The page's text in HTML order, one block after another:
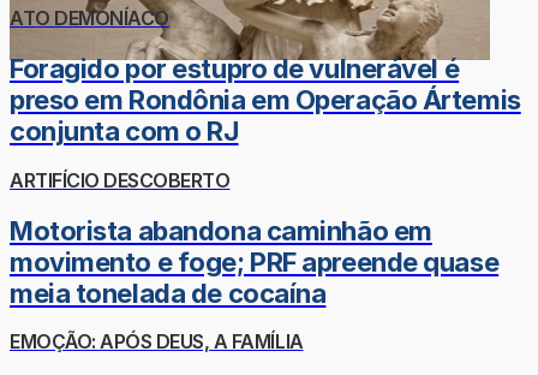
ATO DEMONÍACO
Foragido por estupro de vulnerável é
preso em Rondônia em Operação Ártemis
conjunta com o RJ
ARTIFÍCIO DESCOBERTO
Motorista abandona caminhão em
movimento e foge; PRF apreende quase
meia tonelada de cocaína
EMOÇÃO: APÓS DEUS, A FAMÍLIA